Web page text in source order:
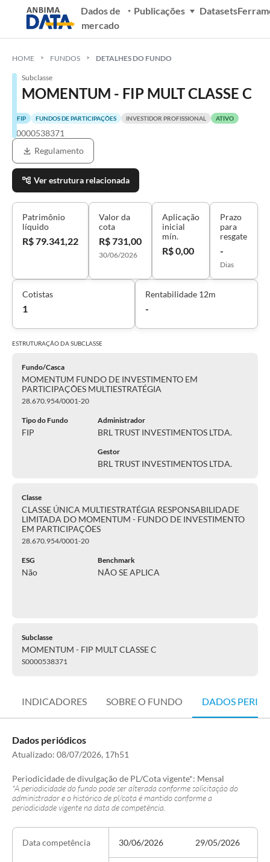
Dados de
mercado
Publicações Datasets
HOME FUNDOS DETALHES DO FUNDO
Subclasse
MOMENTUM - FIP MULT CLASSE C
FIP FUNDOS DE PARTICIPAÇÕES INVESTIDOR PROFISSIONAL ATIVO
S0000538371
Regulamento
Ver estrutura relacionada
Patrimônio
líquido
R$ 79.341,22
Valor da
cota
R$ 731,00
30/06/2026
Aplicação
inicial
mín.
R$ 0,00
Prazo
para
resgate
-
Dias
Cotistas
1
Rentabilidade 12m
-
ESTRUTURAÇÃO DASUBCLASSE
Fundo/Casca
MOMENTUM FUNDO DE INVESTIMENTO EM
PARTICIPAÇÕES MULTIESTRATÉGIA
28.670.954/0001-20
Tipo do Fundo
FIP
Administrador
BRL TRUST INVESTIMENTOS LTDA.
Gestor
BRL TRUST INVESTIMENTOS LTDA.
Classe
CLASSE ÚNICA MULTIESTRATÉGIA RESPONSABILIDADE
LIMITADA DO MOMENTUM - FUNDO DE INVESTIMENTO
EM PARTICIPAÇÕES
28.670.954/0001-20
ESG
Não
Benchmark
NÃO SE APLICA
Subclasse
MOMENTUM - FIP MULT CLASSE C
S0000538371
INDICADORES SOBRE O FUNDO DADOS
Dados periódicos
Atualizado: 08/07/2026, 17h51
Periodicidade de divulgação de PL/Cota vigente*: Mensal
*A periodicidade do fundo pode ser alterada conforme solicitação do
administrador e o histórico de pl/cota é mantido conforme a
periodicidade vigente na data de competência.
Data competência 30/06/2026 29/05/2026